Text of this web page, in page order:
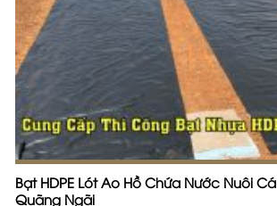
Bạt HDPE Lót Ao Hồ Chứa Nước Nuôi
Quãng Ngãi